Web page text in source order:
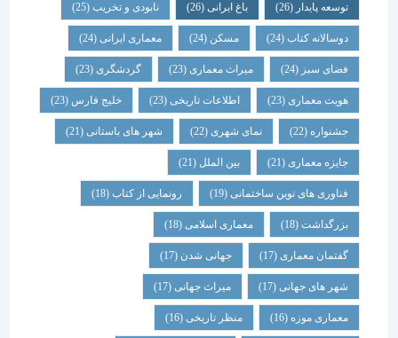
توسعه پایدار(26) باغ ایرانی(26) نابودی و تخریب(25)
دوسالانه کتاب(24) مسکن (24) معماری ایرانی(24)
فضای سبز(24) میراث معماری (23) گردشگری (23)
هویت معماری (23) اطلاعات تاریخی(23) خلیج فارس(23)
جشنواره(22) نمای شهری(22) شهر های باستانی (21)
جایزه معماری (21) بین الملل(21)
فناوری های نوین ساختمانی(19) رونمایی از کتاب (18)
بزرگداشت (18) معماری اسلامی(18)
گفتمان معماری (17) جهانی شدن(17)
شهر های جهانی(17) میراث جهانی(17)
معماری موزه(16) منظر تاریخی (16)